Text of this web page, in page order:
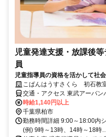
児童発達支援・放課後
員
児童指導員の資格を活かして社
こぱんはうすさくら 初石教
交通・アクセス 東武アーバ
時給1,140円以上
千葉県柏市
勤務時間詳細 9:00～18:00内
(例) 9時～13時、14時～18時